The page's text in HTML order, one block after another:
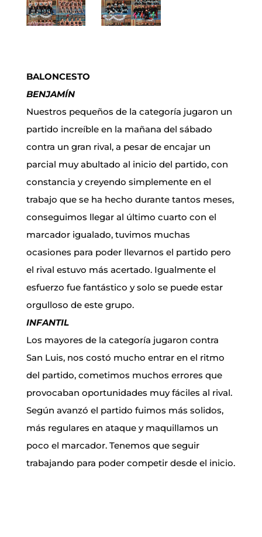
BALONCESTO
BENJAMÍN
Nuestros pequeños de la categoría jugaron un
partido increíble en la mañana del sábado
contra un gran rival, a pesar de encajar un
parcial muy abultado al inicio del partido, con
constancia y creyendo simplemente en el
trabajo que se ha hecho durante tantos meses,
conseguimos llegar al último cuarto con el
marcador igualado, tuvimos muchas
ocasiones para poder llevarnos el partido pero
el rival estuvo más acertado. Igualmente el
esfuerzo fue fantástico y solo se puede estar
orgulloso de este grupo.
INFANTIL
Los mayores de la categoría jugaron contra
San Luis, nos costó mucho entrar en el ritmo
del partido, cometimos muchos errores que
provocaban oportunidades muy fáciles al rival.
Según avanzó el partido fuimos más solidos,
más regulares en ataque y maquillamos un
poco el marcador. Tenemos que seguir
trabajando para poder competir desde el inicio.